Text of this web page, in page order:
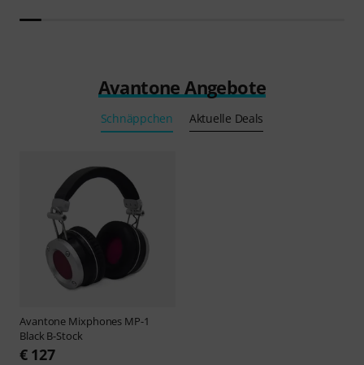
Avantone Angebote
Schnäppchen Aktuelle Deals
Avantone Mixphones MP-1
Black B-Stock
€ 127